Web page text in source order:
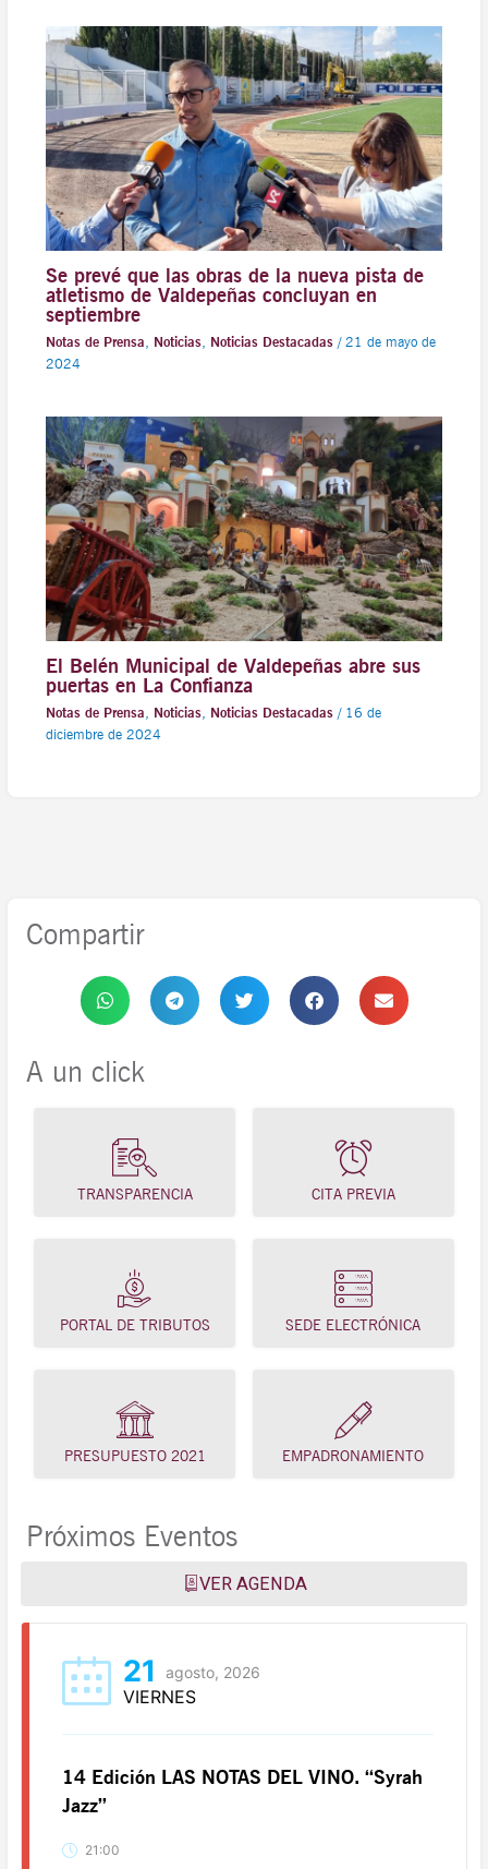
Se prevé que las obras de la nueva pista de
atletismo de Valdepeñas concluyan en
septiembre
Notas de Prensa Noticias, Noticias Destacadas/ 21 de mayo de
2024
El Belén Municipal de Valdepeñas abre sus
puertas en La Confianza
Notas de Prensa Noticias, Noticias Destacadas/ 16 de
diciembre de 2024
Compartir
A un click
TRANSPARENCIA CITA PREVIA
PORTAL DE TRIBUTOS SEDE ELECTRÓNICA
PRESUPUESTO 2021 EMPADRONAMIENTO
Próximos Eventos
VER AGENDA
21 agosto, 2026
VIERNES
14 Edición LAS NOTAS DEL VINO. “Syrah
Jazz”
21:00